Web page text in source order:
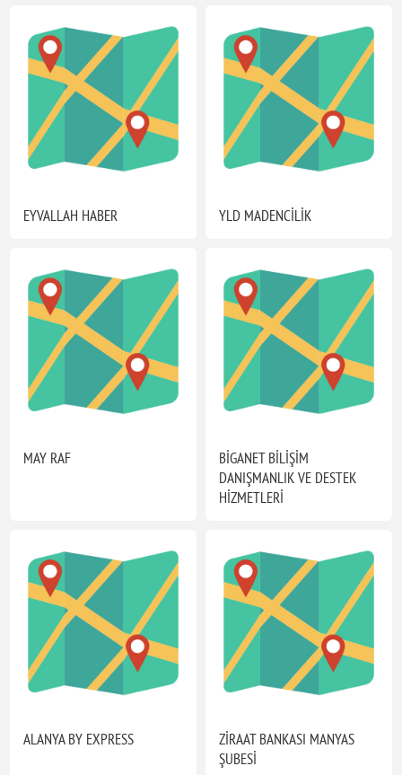
EYVALLAH HABER YLD MADENCİLİK
MAY RAF
BİGANET BİLİŞİM
DANIŞMANLIK VE DESTEK
HİZMETLERİ
ALANYA BY EXPRESS
ZİRAAT BANKASI MANYAS
ŞUBESİ